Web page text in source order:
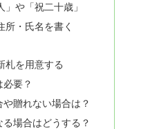
や「祝二十歳」
所・氏名を書く
札を用意する
要？
贈れない場合は？
場合はどうする？